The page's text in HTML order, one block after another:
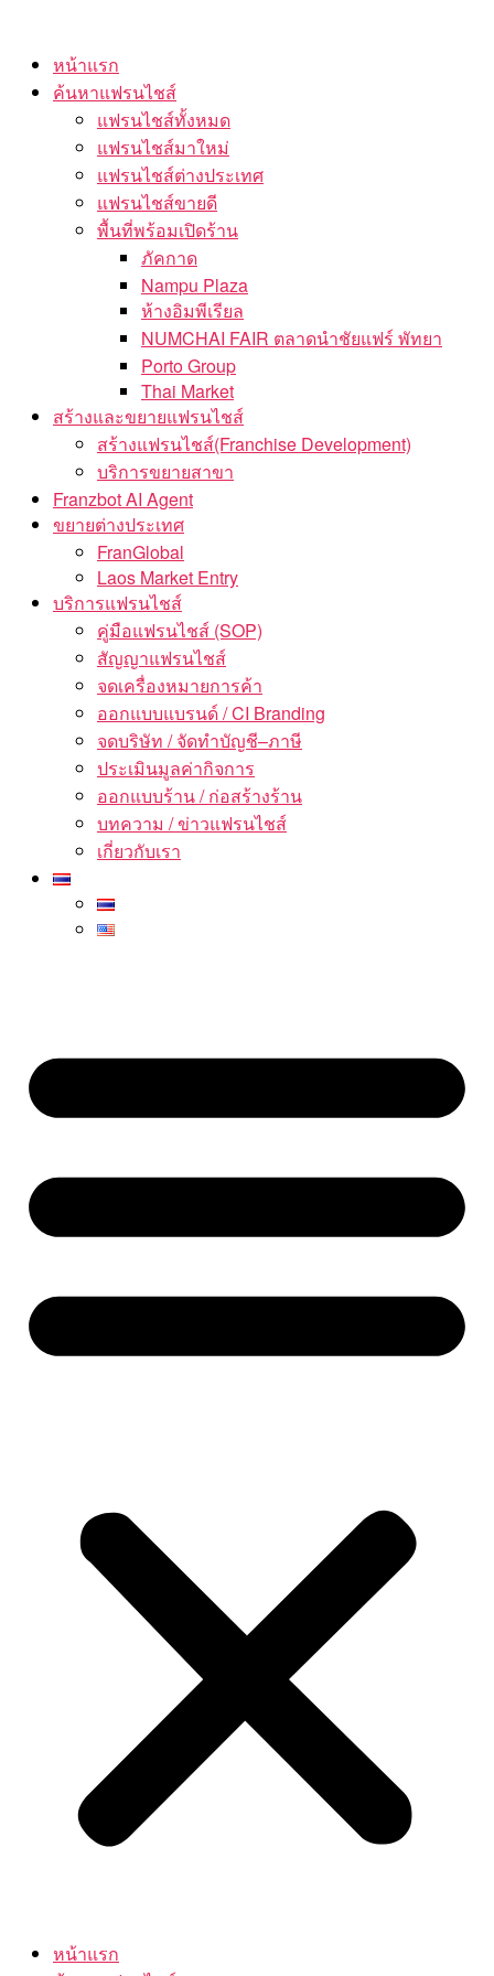
content
หน้าแรก
ค้นหาแฟรนไชส์
แฟรนไชส์ทั้งหมด
แฟรนไชส์มาใหม่
แฟรนไชส์ต่างประเทศ
แฟรนไชส์ขายดี
พื้นที่พร้อมเปิดร้าน
ภัคกาด
Nampu Plaza
ห้างอิมพีเรียล
NUMCHAI FAIR ตลาดนำชัยแฟร์ พัทยา
Porto Group
Thai Market
สร้างและขยายแฟรนไชส์
สร้างแฟรนไชส์(Franchise Development)
บริการขยายสาขา
Franzbot AI Agent
ขยายต่างประเทศ
FranGlobal
Laos Market Entry
บริการแฟรนไชส์
คู่มือแฟรนไชส์ (SOP)
สัญญาแฟรนไชส์
จดเครื่องหมายการค้า
ออกแบบแบรนด์ / CI Branding
จดบริษัท / จัดทำบัญชี–ภาษี
ประเมินมูลค่ากิจการ
ออกแบบร้าน / ก่อสร้างร้าน
บทความ / ข่าวแฟรนไชส์
เกี่ยวกับเรา
หน้าแรก